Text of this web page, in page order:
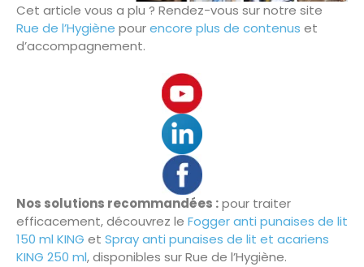
Cet article vous a plu ? Rendez-vous sur notre site
Rue de l’Hygiène pourencore plus de contenus et
d’accompagnement.
Nos solutions recommandées :pour traiter
efficacement, découvrez le Fogger anti punaises de lit
150 ml KING et Spray anti punaises de lit et acariens
KING 250 ml, disponibles sur Rue de l’Hygiène.